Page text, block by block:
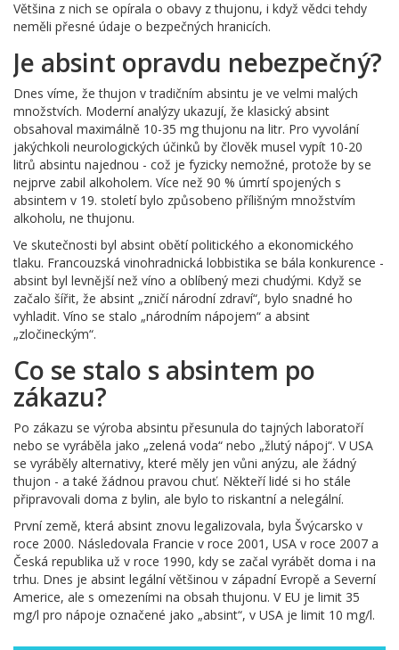
Většina z nich se opírala o obavy z thujonu, i když vědci tehdy
neměli přesné údaje o bezpečných hranicích.
Je absint opravdu nebezpečný?
Dnes víme, že thujon v tradičním absintu je ve velmi malých
množstvích. Moderní analýzy ukazují, že klasický absint
obsahoval maximálně 10-35 mg thujonu na litr. Pro vyvolání
jakýchkoli neurologických účinků by člověk musel vypít 10-20
litrů absintu najednou - což je fyzicky nemožné, protože by se
nejprve zabil alkoholem. Více než 90 % úmrtí spojených s
absintem v 19. století bylo způsobeno přílišným množstvím
alkoholu, ne thujonu.
Ve skutečnosti byl absint obětí politického a ekonomického
tlaku. Francouzská vinohradnická lobbistika se bála konkurence -
absint byl levnější než víno a oblíbený mezi chudými. Když se
začalo šířit, že absint „zničí národní zdraví“, bylo snadné ho
vyhladit. Víno se stalo „národním nápojem“ a absint
„zločineckým“.
Co se stalo s absintem po
zákazu?
Po zákazu se výroba absintu přesunula do tajných laboratoří
nebo se vyráběla jako „zelená voda“ nebo „žlutý nápoj“. V USA
se vyráběly alternativy, které měly jen vůni anýzu, ale žádný
thujon - a také žádnou pravou chuť. Někteří lidé si ho stále
připravovali doma z bylin, ale bylo to riskantní a nelegální.
První země, která absint znovu legalizovala, byla Švýcarsko v
roce 2000. Následovala Francie v roce 2001, USA v roce 2007 a
Česká republika už v roce 1990, kdy se začal vyrábět doma i na
trhu. Dnes je absint legální většinou v západní Evropě a Severní
Americe, ale s omezeními na obsah thujonu. V EU je limit 35
mg/l pro nápoje označené jako „absint“, v USA je limit 10 mg/l.